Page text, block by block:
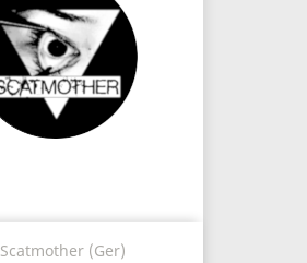
Scatmother (Ger)